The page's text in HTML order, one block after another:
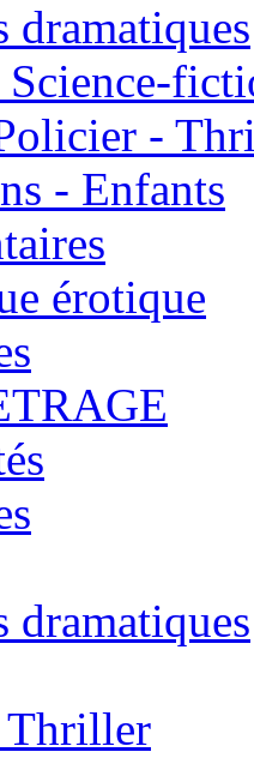
dramatiques
-
- Enfants
érotique
dramatiques
Thriller